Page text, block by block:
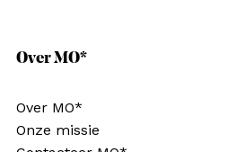
Over MO*
Over MO*
Onze missie